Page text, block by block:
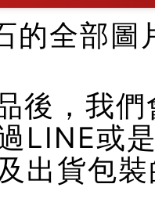
的全部
後，我
LINE或
出貨包